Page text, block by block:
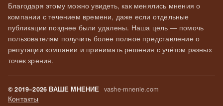
Благодаря этому можно увидеть, как менялись мнения о
компании с течением времени, даже если отдельные
публикации позднее были удалены. Наша цель — помочь
пользователям получить более полное представление о
репутации компании и принимать решения с учётом разных
точек зрения.
© 2019–2026 ВАШЕ МНЕНИЕ vashe-mnenie.com
Контакты